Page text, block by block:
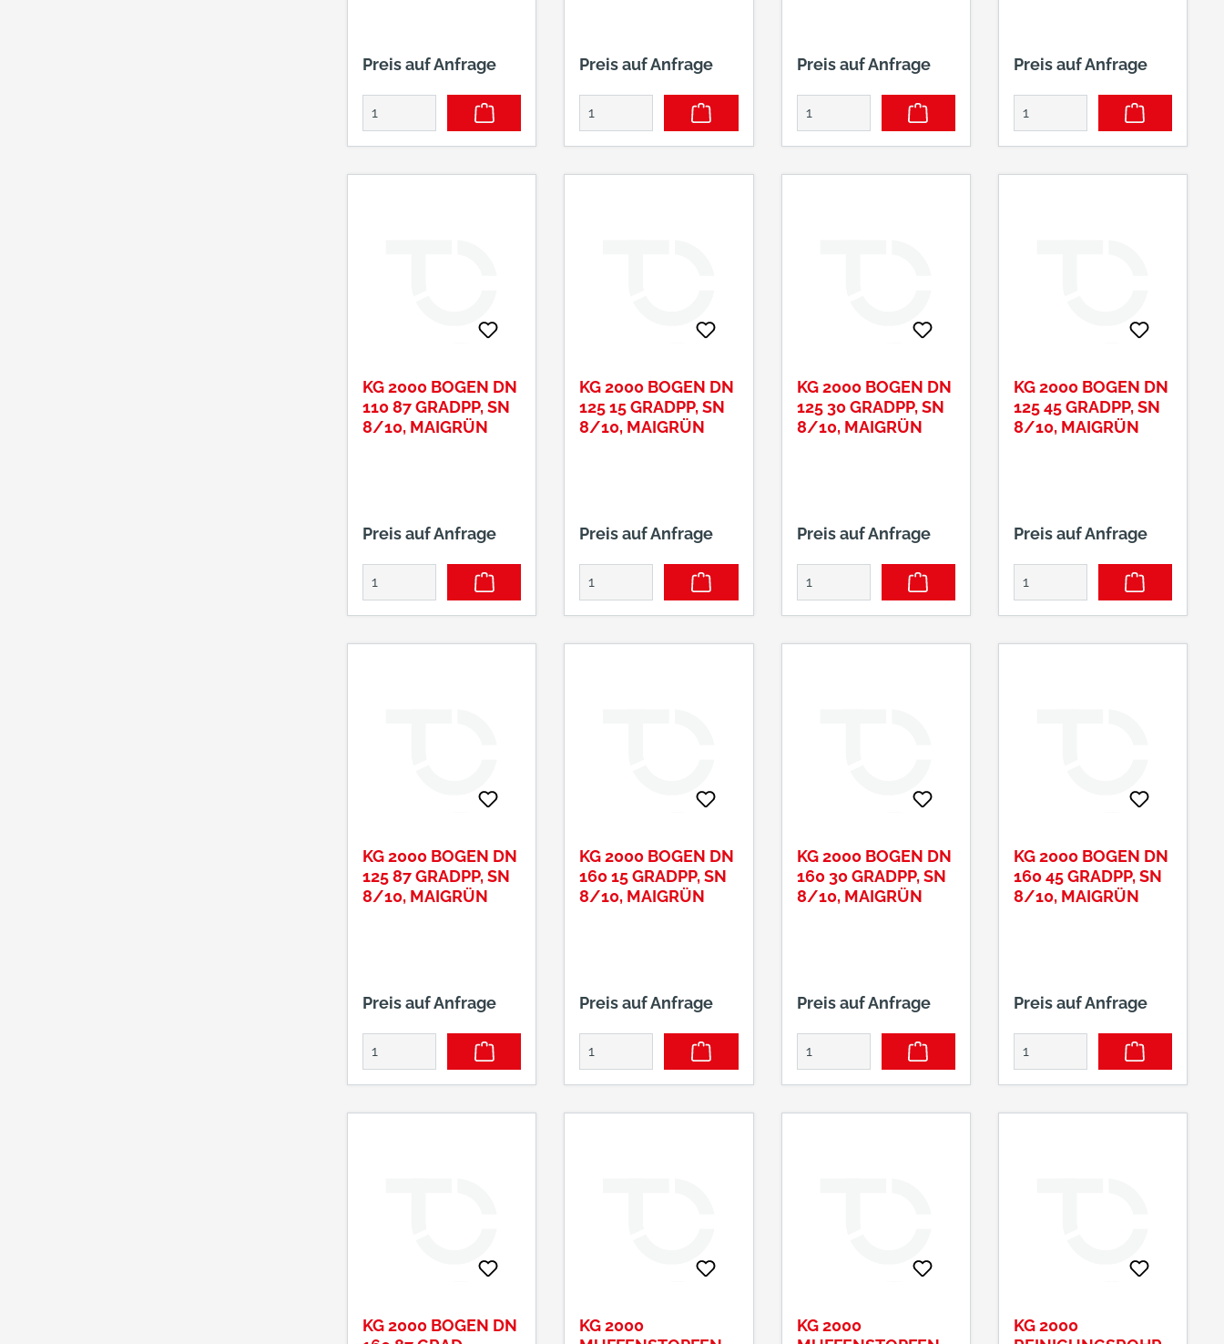
Preis auf Anfrage Preis auf Anfrage Preis auf Anfrage Preis auf Anfrage
KG 2000 BOGEN DN
110 87 GRADPP, SN
8/10, MAIGRÜN
Preis auf Anfrage
KG 2000 BOGEN DN
125 15 GRADPP, SN
8/10, MAIGRÜN
Preis auf Anfrage
KG 2000 BOGEN DN
125 30 GRADPP, SN
8/10, MAIGRÜN
Preis auf Anfrage
KG 2000 BOGEN DN
125 45 GRADPP, SN
8/10, MAIGRÜN
Preis auf Anfrage
KG 2000 BOGEN DN
125 87 GRADPP, SN
8/10, MAIGRÜN
Preis auf Anfrage
KG 2000 BOGEN DN
160 15 GRADPP, SN
8/10, MAIGRÜN
Preis auf Anfrage
KG 2000 BOGEN DN
160 30 GRADPP, SN
8/10, MAIGRÜN
Preis auf Anfrage
KG 2000 BOGEN DN
160 45 GRADPP, SN
8/10, MAIGRÜN
Preis auf Anfrage
KG 2000 BOGEN DN
KG 2000
KG 2000
KG 2000